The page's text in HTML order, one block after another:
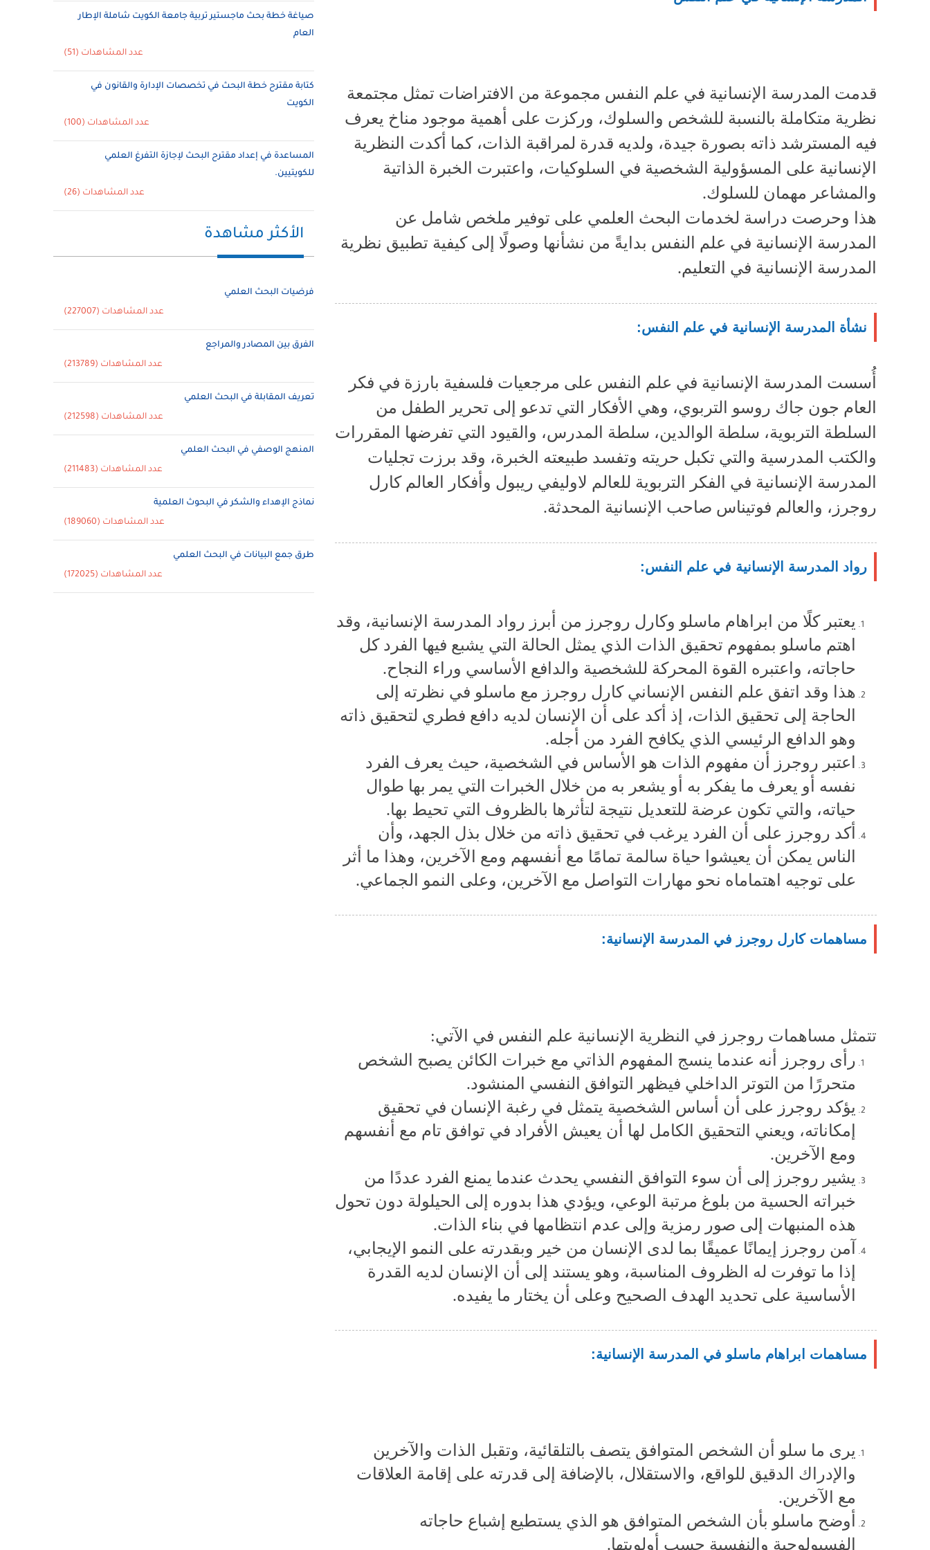
قدمت المدرسة الإنسانية في علم النفس مجموعة من الافتراضات تمثل مجتمعة
نظرية متكاملة بالنسبة للشخص والسلوك، وركزت على أهمية موجود مناخ يعرف
فيه المسترشد ذاته بصورة جيدة، ولديه قدرة لمراقبة الذات، كما أكدت النظرية
الإنسانية على المسؤولية الشخصية في السلوكيات، واعتبرت الخبرة الذاتية
والمشاعر مهمان للسلوك.
هذا وحرصت دراسة لخدمات البحث العلمي على توفير ملخص شامل عن
المدرسة الإنسانية في علم النفس بدايةً من نشأنها وصولًا إلى كيفية تطبيق نظرية
المدرسة الإنسانية في التعليم.
نشأة المدرسة الإنسانية في علم النفس:
أُسست المدرسة الإنسانية في علم النفس على مرجعيات فلسفية بارزة في فكر
العام جون جاك روسو التربوي، وهي الأفكار التي تدعو إلى تحرير الطفل من
السلطة التربوية، سلطة الوالدين، سلطة المدرس، والقيود التي تفرضها المقررات
والكتب المدرسية والتي تكبل حريته وتفسد طبيعته الخبرة، وقد برزت تجليات
المدرسة الإنسانية في الفكر التربوية للعالم لاوليفي ريبول وأفكار العالم كارل
روجرز، والعالم فوتيناس صاحب الإنسانية المحدثة.
رواد المدرسة الإنسانية في علم النفس:
يعتبر كلًا من ابراهام ماسلو وكارل روجرز من أبرز رواد المدرسة الإنسانية، وقد
اهتم ماسلو بمفهوم تحقيق الذات الذي يمثل الحالة التي يشبع فيها الفرد كل
حاجاته، واعتبره القوة المحركة للشخصية والدافع الأساسي وراء النجاح.
هذا وقد اتفق علم النفس الإنساني كارل روجرز مع ماسلو في نظرته إلى
الحاجة إلى تحقيق الذات، إذ أكد على أن الإنسان لديه دافع فطري لتحقيق ذاته
وهو الدافع الرئيسي الذي يكافح الفرد من أجله.
اعتبر روجرز أن مفهوم الذات هو الأساس في الشخصية، حيث يعرف الفرد
نفسه أو يعرف ما يفكر به أو يشعر به من خلال الخبرات التي يمر بها طوال
حياته، والتي تكون عرضة للتعديل نتيجة لتأثرها بالظروف التي تحيط بها.
أكد روجرز على أن الفرد يرغب في تحقيق ذاته من خلال بذل الجهد، وأن
الناس يمكن أن يعيشوا حياة سالمة تمامًا مع أنفسهم ومع الآخرين، وهذا ما أثر
على توجيه اهتماماه نحو مهارات التواصل مع الآخرين، وعلى النمو الجماعي.
مساهمات كارل روجرز في المدرسة الإنسانية:
تتمثل مساهمات روجرز في النظرية الإنسانية علم النفس في الآتي:
رأى روجرز أنه عندما ينسج المفهوم الذاتي مع خبرات الكائن يصبح الشخص
متحررًا من التوتر الداخلي فيظهر التوافق النفسي المنشود.
يؤكد روجرز على أن أساس الشخصية يتمثل في رغبة الإنسان في تحقيق
إمكاناته، ويعني التحقيق الكامل لها أن يعيش الأفراد في توافق تام مع أنفسهم
ومع الآخرين.
يشير روجرز إلى أن سوء التوافق النفسي يحدث عندما يمنع الفرد عددًا من
خبراته الحسية من بلوغ مرتبة الوعي، ويؤدي هذا بدوره إلى الحيلولة دون تحول
هذه المنبهات إلى صور رمزية وإلى عدم انتظامها في بناء الذات.
آمن روجرز إيمانًا عميقًا بما لدى الإنسان من خير وبقدرته على النمو الإيجابي،
إذا ما توفرت له الظروف المناسبة، وهو يستند إلى أن الإنسان لديه القدرة
الأساسية على تحديد الهدف الصحيح وعلى أن يختار ما يفيده.
مساهمات ابراهام ماسلو في المدرسة الإنسانية:
يرى ما سلو أن الشخص المتوافق يتصف بالتلقائية، وتقبل الذات والآخرين
والإدراك الدقيق للواقع، والاستقلال، بالإضافة إلى قدرته على إقامة العلاقات
مع الآخرين.
أوضح ماسلو بأن الشخص المتوافق هو الذي يستطيع إشباع حاجاته
الفسيولوجية والنفسية حسب أولويتها.
صياغة خطة بحث ماجستير تربية جامعة الكويت شاملة الإطار
العام
عدد المشاهدات (51)
كتابة مقترح خطة البحث في تخصصات الإدارة والقانون في
الكويت
عدد المشاهدات (100)
المساعدة في إعداد مقترح البحث لإجازة التفرغ العلمي
للكويتيين.
عدد المشاهدات (26)
الأكثر مشاهدة
فرضيات البحث العلمي
عدد المشاهدات (227007)
الفرق بين المصادر والمراجع
عدد المشاهدات (213789)
تعريف المقابلة في البحث العلمي
عدد المشاهدات (212598)
المنهج الوصفي في البحث العلمي
عدد المشاهدات (211483)
نماذج الإهداء والشكر في البحوث العلمية
عدد المشاهدات (189060)
طرق جمع البيانات في البحث العلمي
عدد المشاهدات (172025)